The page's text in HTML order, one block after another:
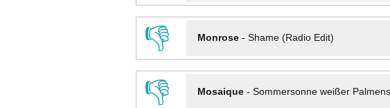
👎
Monrose- Shame (Radio Edit)
👎
Mosaique- Sommersonne weißer